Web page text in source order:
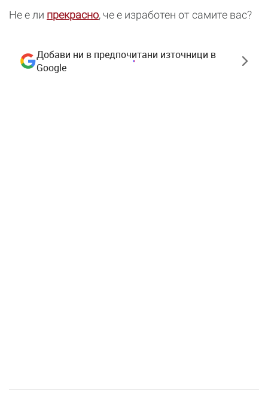
Не е ли прекрасно, че е изработен от самите вас?
Добави ни в предпочитани източници в
Google